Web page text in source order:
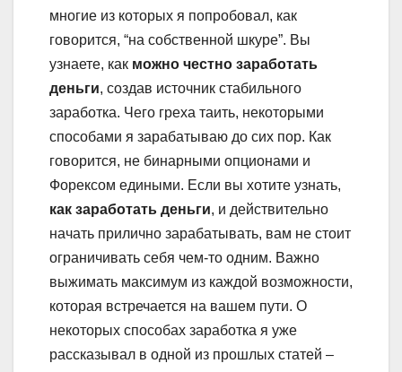
многие из которых я попробовал, как
говорится, “на собственной шкуре”. Вы
узнаете, как можно честно заработать
деньги, создав источник стабильного
заработка. Чего греха таить, некоторыми
способами я зарабатываю до сих пор. Как
говорится, не бинарными опционами и
Форексом едиными. Если вы хотите узнать,
как заработать деньги, и действительно
начать прилично зарабатывать, вам не стоит
ограничивать себя чем-то одним. Важно
выжимать максимум из каждой возможности,
которая встречается на вашем пути. О
некоторых способах заработка я уже
рассказывал в одной из прошлых статей –